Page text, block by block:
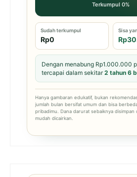
Terkumpul 0%
Sudah terkumpul
Rp0
Sisa
Dengan menabung Rp1.000.000
tercapai dalam sekitar2 tahun 6
Hanya gambaran edukatif, bukan
jumlah bulan bersifat umum dan bisa
pribadimu. Dana darurat sebaiknya disimpan
mudah dicairkan.